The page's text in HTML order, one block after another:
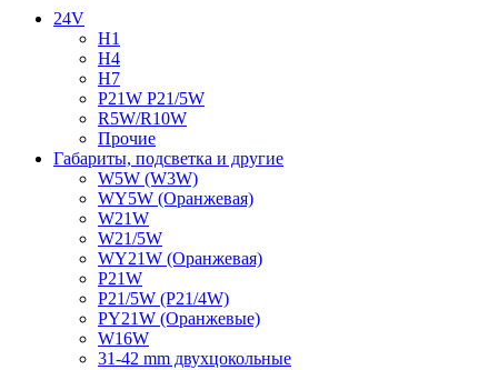
24V
H1
H4
H7
P21W P21/5W
R5W/R10W
Прочие
Габариты, подсветка и другие
W5W (W3W)
WY5W (Оранжевая)
W21W
W21/5W
WY21W (Оранжевая)
P21W
P21/5W (P21/4W)
PY21W (Оранжевые)
W16W
31-42 mm двухцокольные